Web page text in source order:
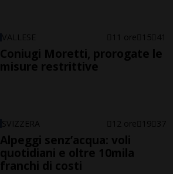
VALLESE 11 ore 15 41
Coniugi Moretti, prorogate le
misure restrittive
SVIZZERA 12 ore 19 37
Alpeggi senz’acqua: voli
quotidiani e oltre 10mila
franchi di costi